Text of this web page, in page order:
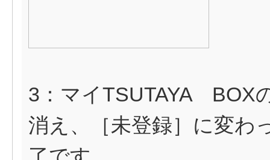
3：マイTSUTAYA BOX
消え、［未登録］に変わ